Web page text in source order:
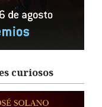
curiosos